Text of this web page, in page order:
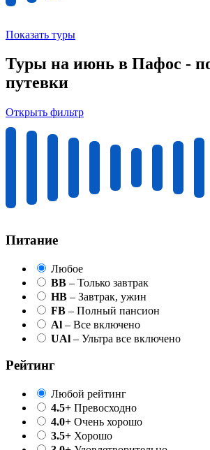
Показать туры
Туры на июнь в Пафос -
путевки
Открыть фильтр
Питание
Любое
BB – Только завтрак
HB – Завтрак, ужин
FB – Полный пансион
Al – Все включено
UAl – Ультра все включено
Рейтинг
Любой рейтинг
4.5+ Превосходно
4.0+ Очень хорошо
3.5+ Хорошо